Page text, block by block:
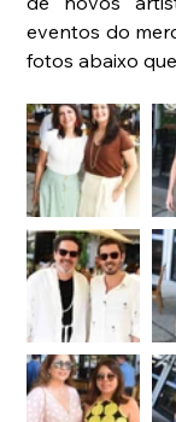
eventos do
fotos abaixo